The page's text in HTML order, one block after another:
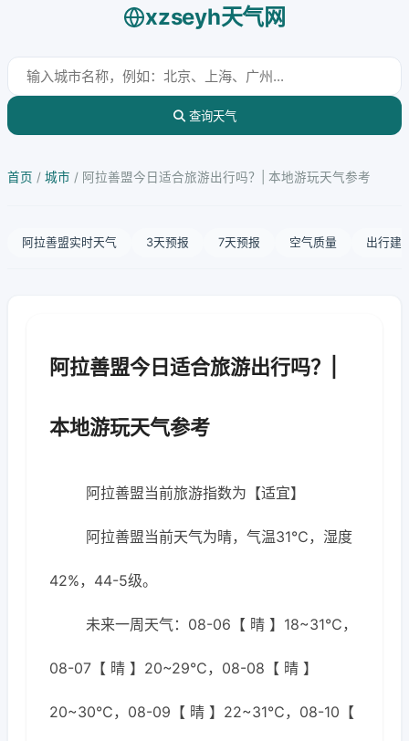
xzseyh天气网
查询天气
首页 / 城市 / 阿拉善盟今日适合旅游出行吗？| 本地游玩天气参考
阿拉善盟实时天气 3天预报 7天预报 空气质量 出行建
阿拉善盟今日适合旅游出行吗？|
本地游玩天气参考
阿拉善盟当前旅游指数为【适宜】
阿拉善盟当前天气为晴，气温31℃，湿度
42%，44-5级。
未来一周天气：08-06【 晴 】18~31℃，
08-07【 晴 】20~29℃，08-08【 晴 】
20~30℃，08-09【 晴 】22~31℃，08-10【